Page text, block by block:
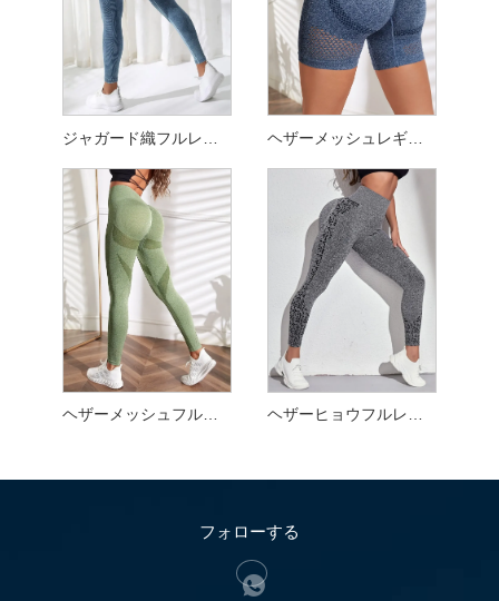
ヘザーメッシュレギンス
ヘザーメッシュフルレングスレギンス ヘザーヒョウフルレングスレギンス
フォローする